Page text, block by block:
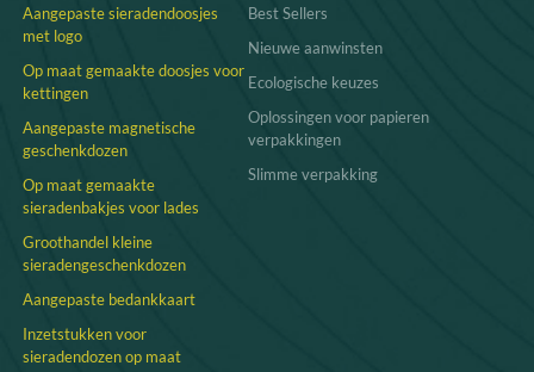
Aangepaste sieradendoosjes
met logo
Op maat gemaakte doosjes voor
kettingen
Aangepaste magnetische
geschenkdozen
Op maat gemaakte
sieradenbakjes voor lades
Groothandel kleine
sieradengeschenkdozen
Aangepaste bedankkaart
Inzetstukken voor
sieradendozen op maat
Best Sellers
Nieuwe aanwinsten
Ecologische keuzes
Oplossingen voor papieren
verpakkingen
Slimme verpakking